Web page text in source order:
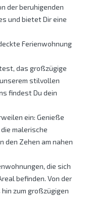
der beruhigenden
und bietet Dir eine
Ferienwohnung
das großzügige
stilvollen
findest Du dein
ein: Genieße
malerische
den Zehen am nahen
die sich
befinden. Von der
zum großzügigen